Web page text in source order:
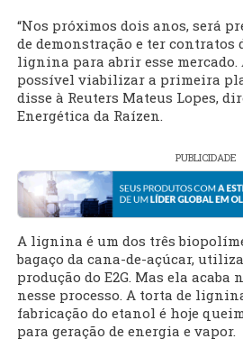
“Nos próximos dois anos, será
de demonstração e ter contratos
lignina para abrir esse mercado.
possível viabilizar a primeira
disse à Reuters Mateus Lopes,
Energética da Raízen.
PUBLICIDADE
A lignina é um dos três
bagaço da cana-de-açúcar,
produção do E2G. Mas ela acaba
nesse processo. A torta de
fabricação do etanol é hoje
para geração de energia e vapor.